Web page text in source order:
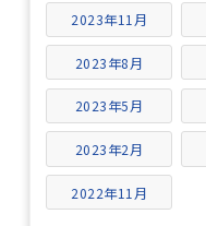
2023年11月
2023年8月
2023年5月
2023年2月
2022年11月